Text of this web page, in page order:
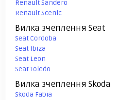
Renault Sandero
Renault Scenic
Вилка зчеплення Seat
Seat Cordoba
Seat Ibiza
Seat Leon
Seat Toledo
Вилка зчеплення Skoda
Skoda Fabia